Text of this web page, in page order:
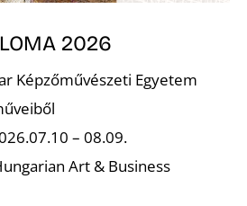
2026
Képzőművészeti Egyetem
– 08.09.
Art & Business